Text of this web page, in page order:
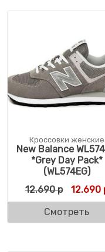
Кроссовки женские
New Balance
*Grey Day Pack*
(WL574EG)
12.690р 12.690
Смотреть